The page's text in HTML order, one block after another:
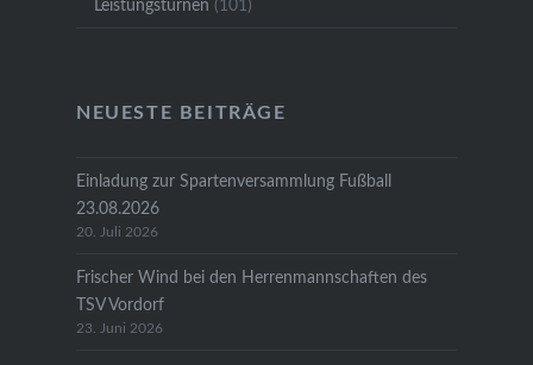
Leistungsturnen (101)
NEUESTE BEITRÄGE
Einladung zur Spartenversammlung Fußball
23.08.2026
20. Juli 2026
Frischer Wind bei den Herrenmannschaften des
TSV Vordorf
23. Juni 2026